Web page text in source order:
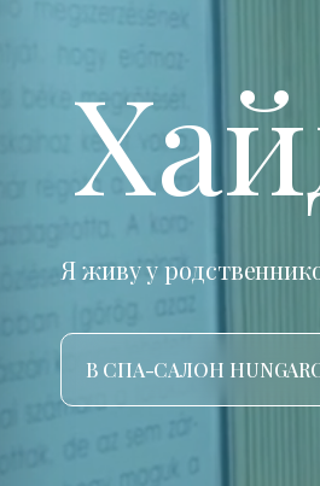
Я живу у
В СПА-САЛОН